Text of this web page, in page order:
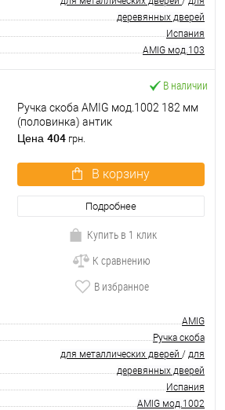
деревянных дверей
Испания
AMIG мод.103
В наличии
Ручка скоба AMIG мод.1002 182 мм
(половинка) антик
Цена 404 грн.
В корзину
Подробнее
Купить в 1 клик
К сравнению
В избранное
AMIG
Ручка скоба
для металлических дверей / для
деревянных дверей
Испания
AMIG мод.1002